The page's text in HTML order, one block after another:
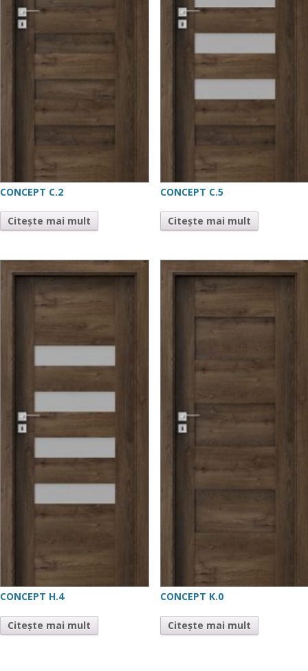
CONCEPT C.2
Citește mai mult
CONCEPT C.5
Citește mai mult
CONCEPT H.4
Citește mai mult
CONCEPT K.0
Citește mai mult